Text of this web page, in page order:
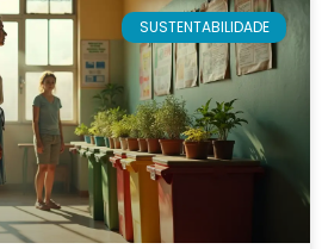
SUSTENTABILIDADE